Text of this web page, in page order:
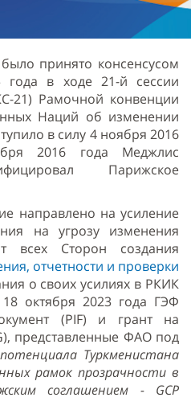
принято консенсусом
года в ходе 21-й сессии
21) Рамочной конвенции
Наций об изменении
в силу 4 ноября 2016
2016 года Меджлис
Парижское
направлено на усиление
на угрозу изменения
всех Сторон создания
отчетности и проверки
о своих усилиях в РКИК
октября 2023 года ГЭФ
(PIF) и грант на
представленные ФАО под
Туркменистана
рамок прозрачности в
соглашением - GCP